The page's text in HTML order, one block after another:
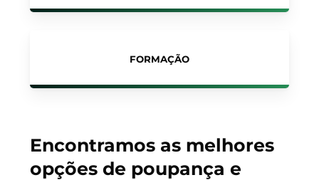
FORMAÇÃO
Encontramos as melhores
opções de poupança e